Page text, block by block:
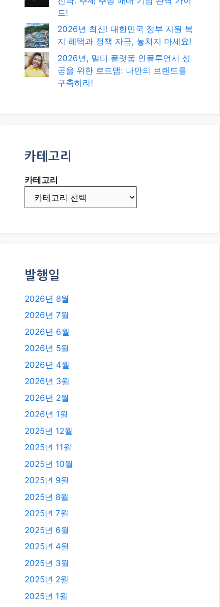
드!
2026년 최신! 대한민국 정부 지원 복
지 혜택과 정책 자금, 놓치지 마세요!
2026년, 멀티 플랫폼 인플루언서 성
공을 위한 로드맵: 나만의 브랜드를
구축하라!
카테고리
카테고리
발행일
2026년 8월
2026년 7월
2026년 6월
2026년 5월
2026년 4월
2026년 3월
2026년 2월
2026년 1월
2025년 12월
2025년 11월
2025년 10월
2025년 9월
2025년 8월
2025년 7월
2025년 6월
2025년 4월
2025년 3월
2025년 2월
2025년 1월